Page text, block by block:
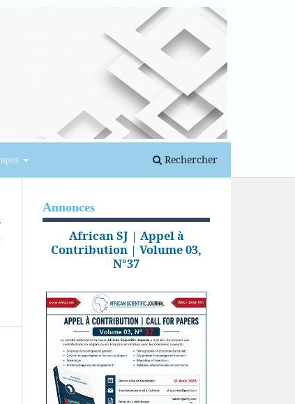
Rechercher
Se connecter
Annonces
African SJ | Appel à
Contribution | Volume 03,
N°37